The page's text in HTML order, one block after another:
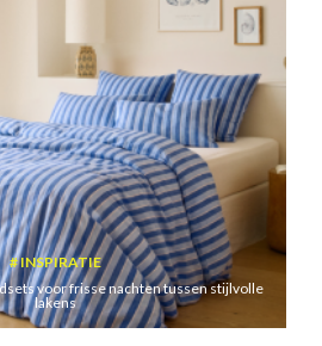
INSPIRATIE
voor frisse nachten tussen stijlvolle
lakens